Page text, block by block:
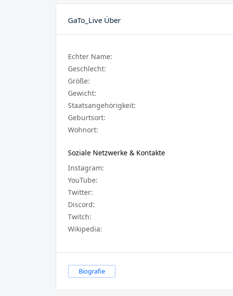
GaTo_Live Über
Echter Name:
Geschlecht:
Größe:
Gewicht:
Staatsangehörigkeit:
Geburtsort:
Wohnort:
Soziale Netzwerke & Kontakte
Instagram:
YouTube:
Twitter:
Discord:
Twitch:
Wikipedia:
Biografie